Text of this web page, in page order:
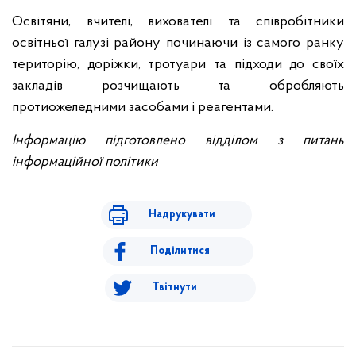
Освітяни, вчителі, вихователі та співробітники
освітньої галузі району починаючи із самого ранку
територію, доріжки, тротуари та підходи до своїх
закладів розчищають та обробляють
протиожеледними засобами і реагентами.
Інформацію підготовлено відділом з питань
інформаційної політики
Надрукувати
Поділитися
Твітнути